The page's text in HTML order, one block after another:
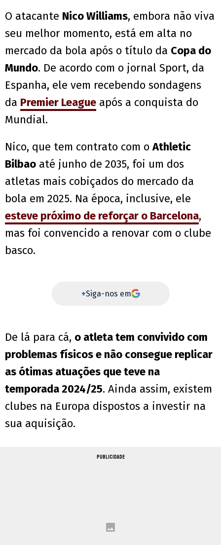
O atacante Nico Williams, embora não viva
seu melhor momento, está em alta no
mercado da bola após o título da Copa do
Mundo. De acordo com o jornal Sport, da
Espanha, ele vem recebendo sondagens
da Premier League após a conquista do
Mundial.
Nico, que tem contrato com oAthletic
Bilbao até junho de 2035, foi um dos
atletas mais cobiçados do mercado da
bola em 2025. Na época, inclusive, ele
esteve próximo de reforçar o Barcelona,
mas foi convencido a renovar com o clube
basco.
+Siga-nos em
De lá para cá, o atleta tem convivido com
problemas físicos e não consegue replicar
as ótimas atuações que teve na
temporada 2024/25. Ainda assim, existem
clubes na Europa dispostos a investir na
sua aquisição.
PUBLICIDADE